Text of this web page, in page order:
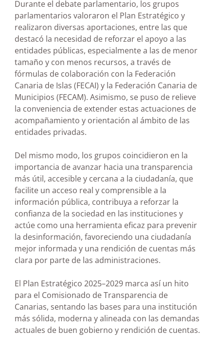
Durante el debate parlamentario, los grupos
parlamentarios valoraron el Plan Estratégico y
realizaron diversas aportaciones, entre las que
destacó la necesidad de reforzar el apoyo a las
entidades públicas, especialmente a las de menor
tamaño y con menos recursos, a través de
fórmulas de colaboración con la Federación
Canaria de Islas (FECAI) y la Federación Canaria de
Municipios (FECAM). Asimismo, se puso de relieve
la conveniencia de extender estas actuaciones de
acompañamiento y orientación al ámbito de las
entidades privadas.
Del mismo modo, los grupos coincidieron en la
importancia de avanzar hacia una transparencia
más útil, accesible y cercana a la ciudadanía, que
facilite un acceso real y comprensible a la
información pública, contribuya a reforzar la
confianza de la sociedad en las instituciones y
actúe como una herramienta eficaz para prevenir
la desinformación, favoreciendo una ciudadanía
mejor informada y una rendición de cuentas más
clara por parte de las administraciones.
El Plan Estratégico 2025–2029 marca así un hito
para el Comisionado de Transparencia de
Canarias, sentando las bases para una institución
más sólida, moderna y alineada con las demandas
actuales de buen gobierno y rendición de cuentas.